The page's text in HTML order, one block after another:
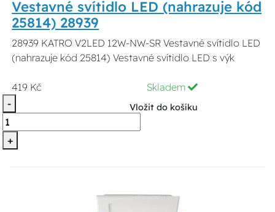
Vestavné svítidlo LED (nahrazuje kód
25814) 28939
28939 KATRO V2LED 12W-NW-SR Vestavné svítidlo LED
(nahrazuje kód 25814) Vestavné svítidlo LED s výk
419 Kč
Skladem
-
+
Vložit do košíku